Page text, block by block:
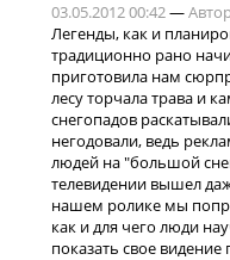
03.05.2012 00:42—
Легенды, как и
традиционно рано
приготовила нам
лесу торчала трава и
снегопадов
негодовали, ведь
людей на "большой
телевидении вышел
нашем ролике мы
как и для чего люди
показать свое